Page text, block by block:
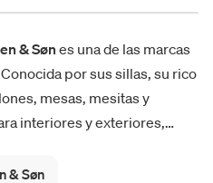
& Sønes una de las marcas
por sus sillas, su rico
mesas, mesitas y
interiores y exteriores,
Hans J. Wegner que
& Søn